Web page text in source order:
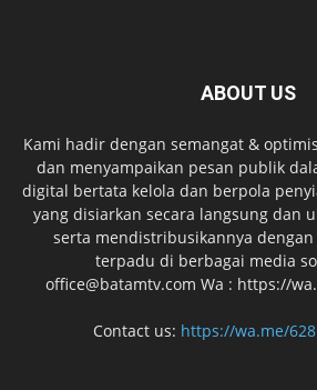
ABOUT US
Kami hadir dengan semangat &
dan menyampaikan pesan publik
digital bertata kelola dan berpola
yang disiarkan secara langsung dan
serta mendistribusikannya
terpadu di berbagai media
office@batamtv.com Wa : https://
Contact us: https://wa.me/